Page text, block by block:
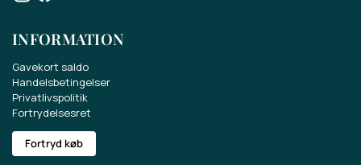
INFORMATION
Gavekort saldo
Handelsbetingelser
Privatlivspolitik
Fortrydelsesret
Fortryd køb
Vind et gavekort på 500 kr.
Deltag i konkurrencen om et gavekort på